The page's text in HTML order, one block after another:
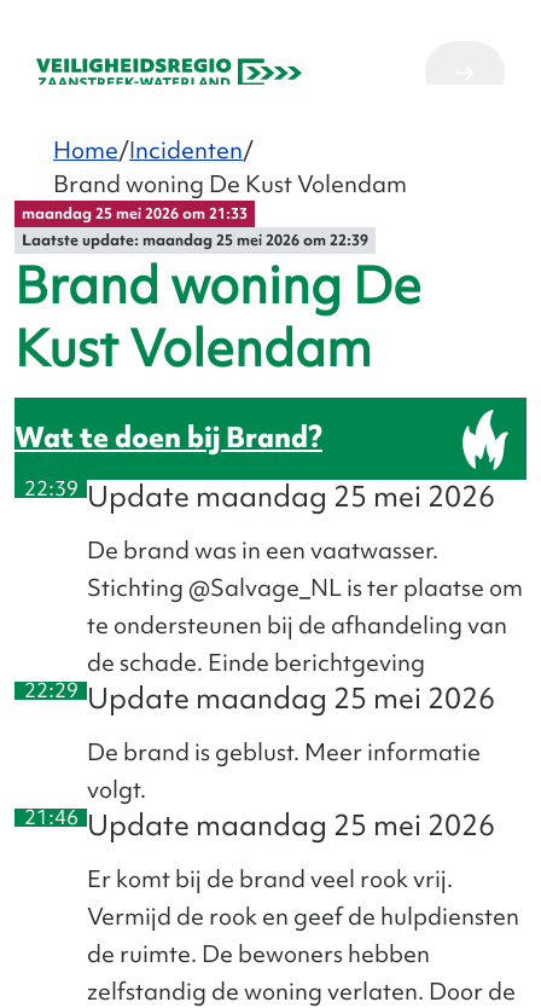
Home Incidenten
Brand woning De Kust Volendam
Brand woning De
Kust Volendam
maandag 25 mei 2026 om 21:33
Laatste update: maandag 25 mei 2026 om 22:39
Brand
22:39 Update maandag 25 mei 2026
De brand was in een vaatwasser.
Stichting @Salvage_NL is ter plaatse om
te ondersteunen bij de afhandeling van
de schade. Einde berichtgeving
22:29 Update maandag 25 mei 2026
De brand is geblust. Meer informatie
volgt.
21:46 Update maandag 25 mei 2026
Er komt bij de brand veel rook vrij.
Vermijd de rook en geef de hulpdiensten
de ruimte. De bewoners hebben
zelfstandig de woning verlaten. Door de